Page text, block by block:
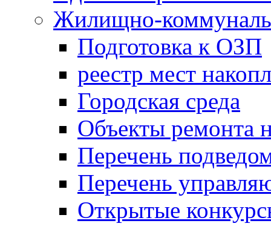
Жилищно-
Подготовка к ОЗП
реестр мест
Городская среда
Объекты ремонта
Перечень
Перечень
Открытые